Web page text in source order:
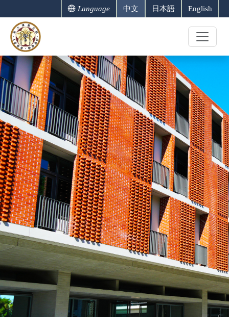
Language 中文 日本語 English